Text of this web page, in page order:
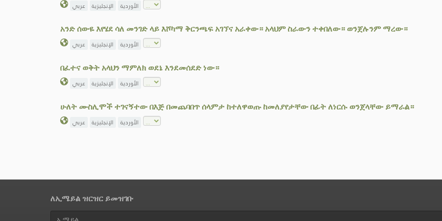
عربي الإنجليزية الأوردية
አንድ ሰውዬ እየሄደ ሳለ መንገድ ላይ እሾካማ ቅርንጫፍ አገኘና አራቀው። አላህም ስራውን ተቀበለው። ወንጀሉንም ማረው።
عربي الإنجليزية الأوردية
በፈተና ወቅት አላህን ማምለክ ወደኔ እንደመሰደድ ነው።
عربي الإنجليزية الأوردية
ሁለት ሙስሊሞች ተገናኝተው በእጅ በመጨባበጥ ሰላምታ ከተለዋወጡ ከመለያየታቸው በፊት ለነርሱ ወንጀላቸው ይማራል።
عربي الإنجليزية الأوردية
ለኢሜይል ዝርዝር ይመዝገቡ